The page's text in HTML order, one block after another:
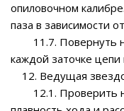
опиловочном
паза в зависимости
11.7. Повернуть
каждой заточке
12. Ведущая
12.1. Проверить